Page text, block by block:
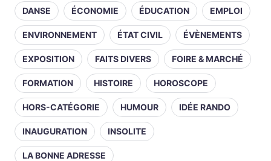
DANSE ÉCONOMIE ÉDUCATION EMPLOI
ENVIRONNEMENT ÉTAT CIVIL ÉVÈNEMENTS
EXPOSITION FAITS DIVERS FOIRE & MARCHÉ
FORMATION HISTOIRE HOROSCOPE
HORS-CATÉGORIE HUMOUR IDÉE RANDO
INAUGURATION INSOLITE
LA BONNE ADRESSE